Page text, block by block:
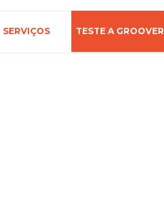
SERVIÇOS TESTE A GROOVER